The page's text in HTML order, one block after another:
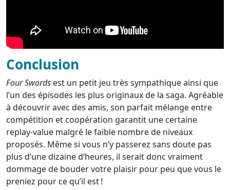
Conclusion
Four Swords est un petit jeu très sympathique ainsi que
l’un des épisodes les plus originaux de la saga. Agréable
à découvrir avec des amis, son parfait mélange entre
compétition et coopération garantit une certaine
replay-value malgré le faible nombre de niveaux
proposés. Même si vous n’y passerez sans doute pas
plus d’une dizaine d’heures, il serait donc vraiment
dommage de bouder votre plaisir pour peu que vous le
preniez pour ce qu’il est !